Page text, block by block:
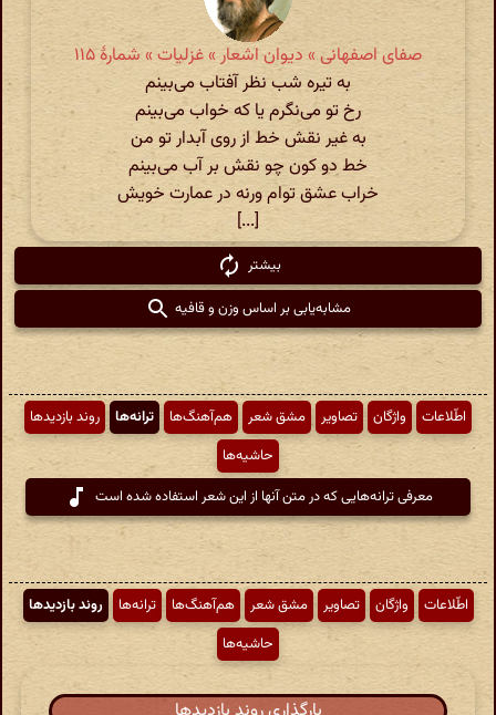
صفای اصفهانی » دیوان اشعار » غزلیات » شمارهٔ ۱۱۵
به تیره شب نظر آفتاب می‌بینم
رخ تو می‌نگرم یا که خواب می‌بینم
به غیر نقش خط از روی آبدار تو من
خط دو کون چو نقش بر آب می‌بینم
خراب عشق توام ورنه در عمارت خویش
[...]
بیشتر
مشابه‌یابی بر اساس وزن و قافیه
اطّلاعات واژگان تصاویر مشق شعر هم‌آهنگ‌ها ترانه‌ها
روند بازدیدها
حاشیه‌ها
معرفی ترانه‌هایی که در متن آنها از این شعر استفاده شده است
اطّلاعات واژگان تصاویر مشق شعر هم‌آهنگ‌ها ترانه‌ها
روند بازدیدها
حاشیه‌ها